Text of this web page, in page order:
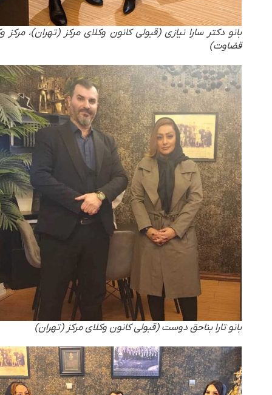
بانو دکتر سارا نیازی (قبولی کانون وکلای مرکز (تهران)، مرکز وکلا و
قضاوت)
بانو تارا بناحق دوست (قبولی کانون وکلای مرکز (تهران)